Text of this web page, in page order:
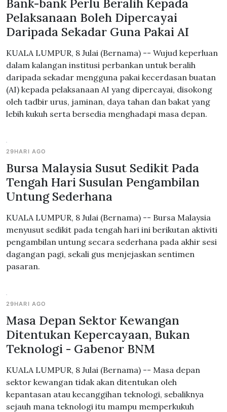
Bank-bank Perlu Beralih Kepada
Pelaksanaan Boleh Dipercayai
Daripada Sekadar Guna Pakai AI
KUALA LUMPUR, 8 Julai (Bernama) -- Wujud keperluan
dalam kalangan institusi perbankan untuk beralih
daripada sekadar mengguna pakai kecerdasan buatan
(AI) kepada pelaksanaan AI yang dipercayai, disokong
oleh tadbir urus, jaminan, daya tahan dan bakat yang
lebih kukuh serta bersedia menghadapi masa depan.
29HARI AGO
Bursa Malaysia Susut Sedikit Pada
Tengah Hari Susulan Pengambilan
Untung Sederhana
KUALA LUMPUR, 8 Julai (Bernama) -- Bursa Malaysia
menyusut sedikit pada tengah hari ini berikutan aktiviti
pengambilan untung secara sederhana pada akhir sesi
dagangan pagi, sekali gus menjejaskan sentimen
pasaran.
29HARI AGO
Masa Depan Sektor Kewangan
Ditentukan Kepercayaan, Bukan
Teknologi - Gabenor BNM
KUALA LUMPUR, 8 Julai (Bernama) -- Masa depan
sektor kewangan tidak akan ditentukan oleh
kepantasan atau kecanggihan teknologi, sebaliknya
sejauh mana teknologi itu mampu memperkukuh